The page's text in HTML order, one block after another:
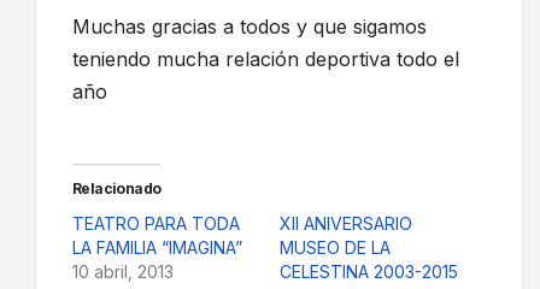
Muchas gracias a todos y que sigamos
teniendo mucha relación deportiva todo el
año
Relacionado
TEATRO PARA TODA
LA FAMILIA “IMAGINA”
10 abril, 2013
XII ANIVERSARIO
MUSEO DE LA
CELESTINA 2003-2015